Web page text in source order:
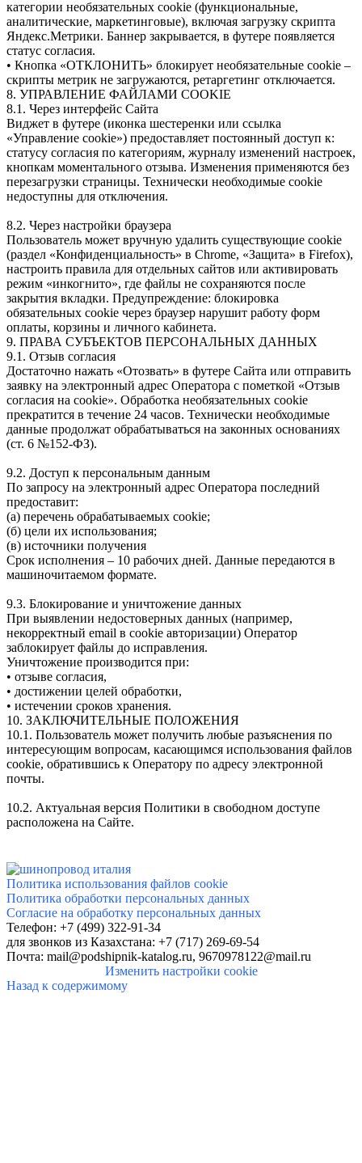
категории необязательных cookie (функциональные,
аналитические, маркетинговые), включая загрузку скрипта
Яндекс.Метрики. Баннер закрывается, в футере появляется
статус согласия.
• Кнопка «ОТКЛОНИТЬ» блокирует необязательные cookie –
скрипты метрик не загружаются, ретаргетинг отключается.
8. УПРАВЛЕНИЕ ФАЙЛАМИ COOKIE
8.1. Через интерфейс Сайта
Виджет в футере (иконка шестеренки или ссылка
«Управление cookie») предоставляет постоянный доступ к:
статусу согласия по категориям, журналу изменений настроек,
кнопкам моментального отзыва. Изменения применяются без
перезагрузки страницы. Технически необходимые cookie
недоступны для отключения.
8.2. Через настройки браузера
Пользователь может вручную удалить существующие cookie
(раздел «Конфиденциальность» в Chrome, «Защита» в Firefox),
настроить правила для отдельных сайтов или активировать
режим «инкогнито», где файлы не сохраняются после
закрытия вкладки. Предупреждение: блокировка
обязательных cookie через браузер нарушит работу форм
оплаты, корзины и личного кабинета.
9. ПРАВА СУБЪЕКТОВ ПЕРСОНАЛЬНЫХ ДАННЫХ
9.1. Отзыв согласия
Достаточно нажать «Отозвать» в футере Сайта или отправить
заявку на электронный адрес Оператора с пометкой «Отзыв
согласия на cookie». Обработка необязательных cookie
прекратится в течение 24 часов. Технически необходимые
данные продолжат обрабатываться на законных основаниях
(ст. 6 №152-ФЗ).
9.2. Доступ к персональным данным
По запросу на электронный адрес Оператора последний
предоставит:
(а) перечень обрабатываемых cookie;
(б) цели их использования;
(в) источники получения
Срок исполнения – 10 рабочих дней. Данные передаются в
машиночитаемом формате.
9.3. Блокирование и уничтожение данных
При выявлении недостоверных данных (например,
некорректный email в cookie авторизации) Оператор
заблокирует файлы до исправления.
Уничтожение производится при:
• отзыве согласия,
• достижении целей обработки,
• истечении сроков хранения.
10. ЗАКЛЮЧИТЕЛЬНЫЕ ПОЛОЖЕНИЯ
10.1. Пользователь может получить любые разъяснения по
интересующим вопросам, касающимся использования файлов
сookie, обратившись к Оператору по адресу электронной
почты.
10.2. Актуальная версия Политики в свободном доступе
расположена на Сайте.
Политика использования файлов cookie
Политика обработки персональных данных
Согласие на обработку персональных данных
Телефон: +7 (499) 322-91-34
для звонков из Казахстана: +7 (717) 269-69-54
Почта: mail@podshipnik-katalog.ru, 9670978122@mail.ru
Изменить настройки cookie
Назад к содержимому